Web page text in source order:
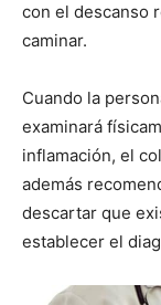
con el descanso
caminar.
Cuando la
examinará
inflamación, el
además
descartar que
establecer el